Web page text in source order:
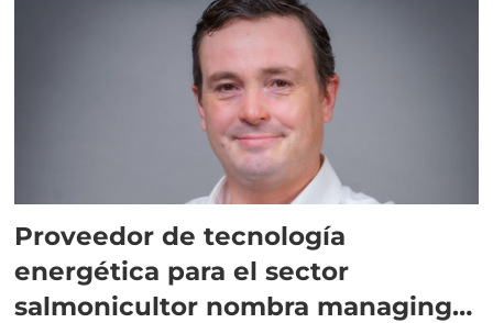
Proveedor de tecnología
energética para el sector
salmonicultor nombra managing